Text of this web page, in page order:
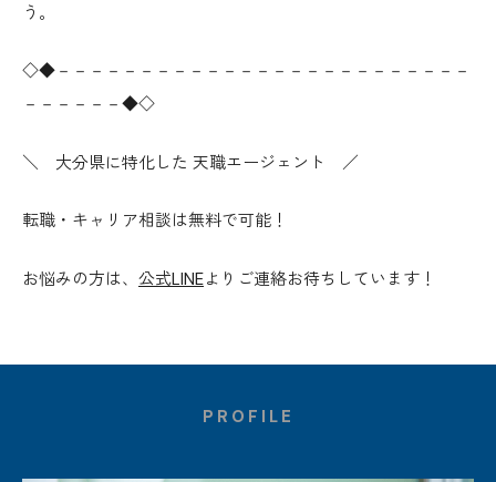
う。
◇◆－－－－－－－－－－－－－－－－－－－－－－－－－
－－－－－－◆◇
＼ 大分県に特化した 天職エージェント ／
転職・キャリア相談は無料で可能！
お悩みの方は、 公式LINEよりご連絡お待ちしています！
PROFILE